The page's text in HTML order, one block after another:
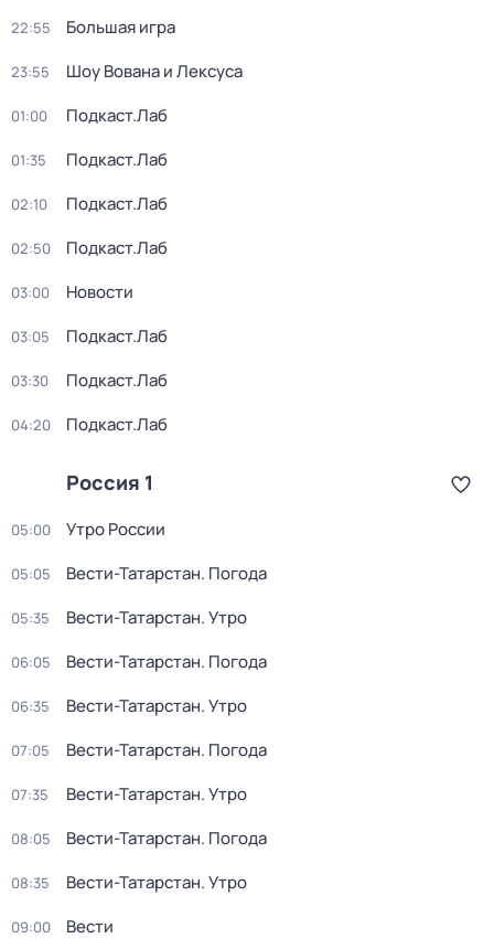
22:55 Большая игра
23:55 Шоу Вована и Лексуса
01:00 Подкаст.Лаб
01:35 Подкаст.Лаб
02:10 Подкаст.Лаб
02:50 Подкаст.Лаб
03:00 Новости
03:05 Подкаст.Лаб
03:30 Подкаст.Лаб
04:20 Подкаст.Лаб
Россия 1
05:00 Утро России
05:05 Вести-Татарстан. Погода
05:35 Вести-Татарстан. Утро
06:05 Вести-Татарстан. Погода
06:35 Вести-Татарстан. Утро
07:05 Вести-Татарстан. Погода
07:35 Вести-Татарстан. Утро
08:05 Вести-Татарстан. Погода
08:35 Вести-Татарстан. Утро
09:00 Вести